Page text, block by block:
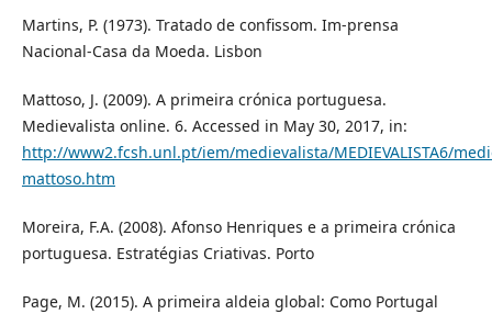
Martins, P. (1973). Tratado de confissom. Im-prensa
Nacional-Casa da Moeda. Lisbon
Mattoso, J. (2009). A primeira crónica portuguesa.
Medievalista online. 6. Accessed in May 30, 2017, in:
http://www2.fcsh.unl.pt/iem/medievalista/MEDIEVALISTA6/
mattoso.htm
Moreira, F.A. (2008). Afonso Henriques e a primeira crónica
portuguesa. Estratégias Criativas. Porto
Page, M. (2015). A primeira aldeia global: Como Portugal